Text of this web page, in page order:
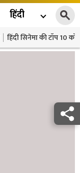
हिंदी
हिंदी सिनेमा की टॉप 10